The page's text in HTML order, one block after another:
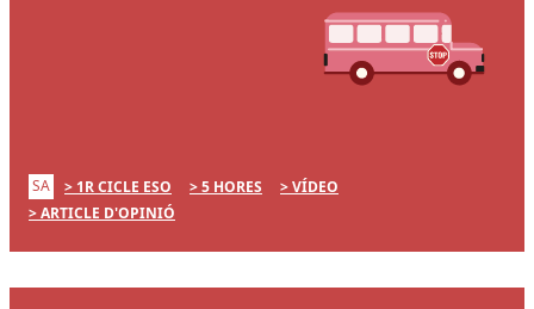
SA 1R CICLE ESO 5 HORES
VÍDEO
ARTICLE D'OPINIÓ